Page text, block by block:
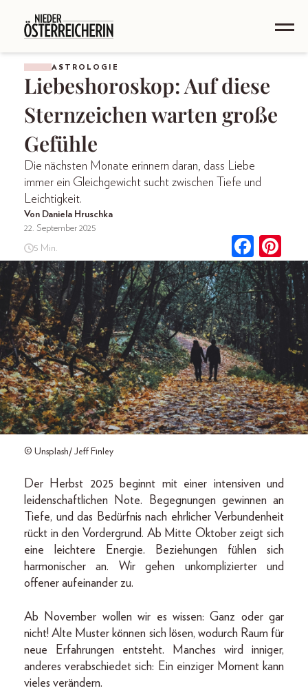
ASTROLOGIE
Liebeshoroskop: Auf diese
Sternzeichen warten große
Gefühle
Die nächsten Monate erinnern daran, dass Liebe
immer ein Gleichgewicht sucht zwischen Tiefe und
Leichtigkeit.
Von Daniela Hruschka
22. September 2025
5 Min.
© Unsplash/ Jeff Finley
Der Herbst 2025 beginnt mit einer intensiven und
leidenschaftlichen Note. Begegnungen gewinnen an
Tiefe, und das Bedürfnis nach ehrlicher Verbundenheit
rückt in den Vordergrund. Ab Mitte Oktober zeigt sich
eine leichtere Energie. Beziehungen fühlen sich
harmonischer an. Wir gehen unkomplizierter und
offener aufeinander zu.
Ab November wollen wir es wissen: Ganz oder gar
nicht! Alte Muster können sich lösen, wodurch Raum für
neue Erfahrungen entsteht. Manches wird inniger,
anderes verabschiedet sich: Ein einziger Moment kann
vieles verändern.